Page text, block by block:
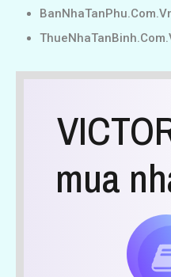
mua